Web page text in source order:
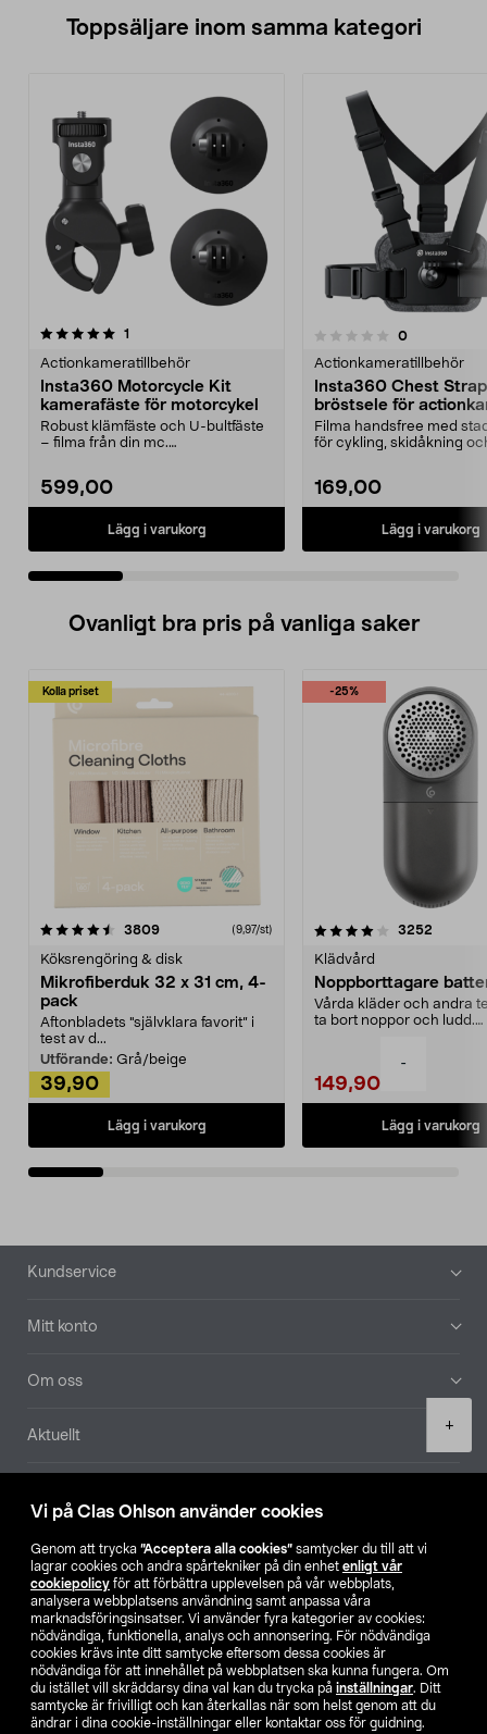
Vi på Clas Ohlson använder cookies
Genom att trycka ”Acceptera alla cookies” samtycker du till att vi
lagrar cookies och andra spårtekniker på din enhet enligt vår
cookiepolicy för att förbättra upplevelsen på vår webbplats,
analysera webbplatsens användning samt anpassa våra
marknadsföringsinsatser. Vi använder fyra kategorier av cookies:
nödvändiga, funktionella, analys och annonsering. För nödvändiga
cookies krävs inte ditt samtycke eftersom dessa cookies är
nödvändiga för att innehållet på webbplatsen ska kunna fungera. Om
du istället vill skräddarsy dina val kan du trycka på inställningar. Ditt
samtycke är frivilligt och kan återkallas när som helst genom att du
ändrar i dina cookie-inställningar eller kontaktar oss för guidning.
-
+
Toppsäljare inom samma kategori
1
Actionkameratillbehör
Insta360 Motorcycle Kit
kamerafäste för motorcykel
Robust klämfäste och U-bultfäste
– filma från din mc.
599,00
Lägg i varukorg
0.0 av 5 stjärnor 0recensioner
Actionkameratillbehör
Insta360 Chest Strap
bröstsele för
Filma handsfree med
för cykling, skidåkning
169,00
Lägg i varukorg
5.0 av 5 stjärnor
Ovanligt bra pris på vanliga saker
Kolla priset
3809recensioner (9,97/st)
Köksrengöring & disk
Mikrofiberduk 32 x 31 cm, 4-
pack
Aftonbladets "självklara favorit” i
test av d...
Utförande: Grå/beige
39,90
Lägg i varukorg
-25%
4.0av 5 stjärnor 3252
Klädvård
Noppborttagare
Vårda kläder och andra
ta bort noppor och ludd.
149,90
Lägg i varukorg
4.5av 5 stjärnor
Sidfot
Kundservice
Mitt konto
Om oss
Aktuellt
Hitta butik
SE NO FI